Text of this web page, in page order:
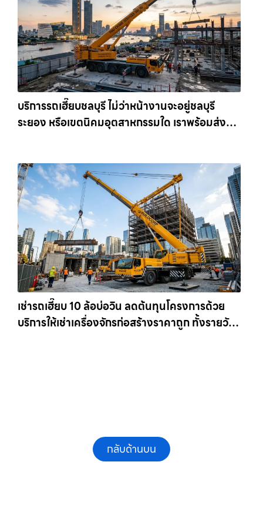
บริการรถเฮี๊ยบชลบุรี ไม่ว่าหน้างานจะอยู่ชลบุรี
ระยอง หรือเขตนิคมอุตสาหกรรมใด เราพร้อมส่งรถ
เช่ารถเฮี๊ยบ 10 ล้อบ่อวิน ลดต้นทุนโครงการด้วย
บริการให้เช่าเครื่องจักรก่อสร้างราคาถูก ทั้งรายวัน
กลับด้านบน